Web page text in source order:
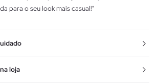
para o seu look mais casual!"
loja